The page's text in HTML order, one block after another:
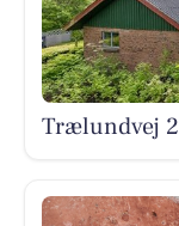
Trælundvej